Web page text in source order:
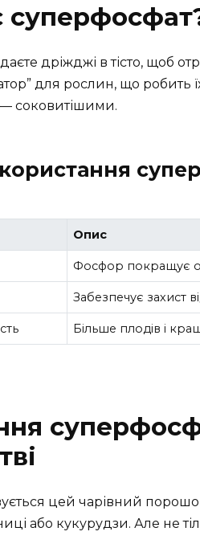
дріжджі в тісто, щоб
для рослин, що робить
соковитішими.
Опис
Фосфор покращує
Забезпечує захист
Більше плодів і
цей чарівний
або кукурудзи. Але не